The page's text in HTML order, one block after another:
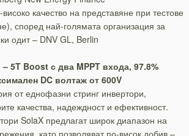
качество на представяне при тестове
според най-голямата организация за
одит – DNV GL, Berlin
5T Boost с два MPPT входа, 97.8%
DC волтаж от 600V
от еднофазни стринг инвертори,
качества, надеждност и ефективност.
SolaX предлагат широк диапазон на